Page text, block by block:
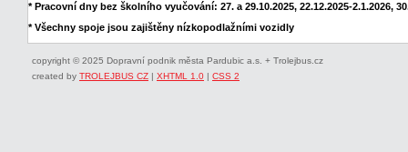
* Pracovní dny bez školního vyučování: 27. a 29.10.2025, 22.12.2025-2.1.2026,
* Všechny spoje jsou zajištěny nízkopodlažními vozidly
copyright © 2025 Dopravní podnik města Pardubic a.s. + Trolejbus.cz
created by TROLEJBUS CZ | XHTML 1.0 | CSS 2